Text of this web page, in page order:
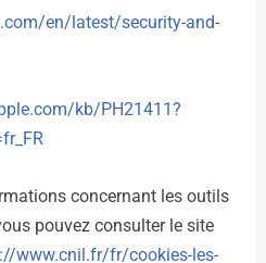
en/latest/security-and-
kb/PH21411?
concernant les outils
pouvez consulter le site
www.cnil.fr/fr/cookies-les-